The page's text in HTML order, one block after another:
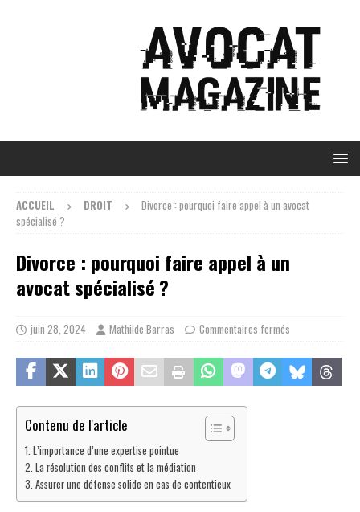
ACCUEIL DROIT
Divorce : pourquoi faire appel à un avocat
spécialisé ?
Divorce : pourquoi faire appel à un
avocat spécialisé ?
juin 28, 2024 Mathilde Barras Commentaires fermés
Contenu de l'article
L’importance d’une expertise pointue
La résolution des conflits et la médiation
Assurer une défense solide en cas de contentieux